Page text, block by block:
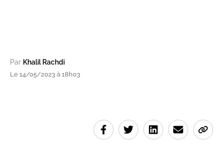
Par Khalil Rachdi
Le 14/05/2023 à 18h03